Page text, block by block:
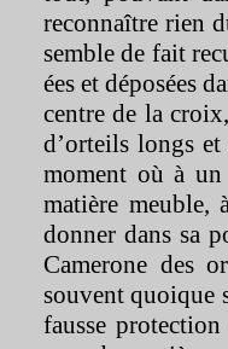
reconnaître rien
semble de fait
ées et déposées
centre de la
d’orteils longs
moment où à
matière
donner dans sa
Camerone des
souvent quoique
fausse